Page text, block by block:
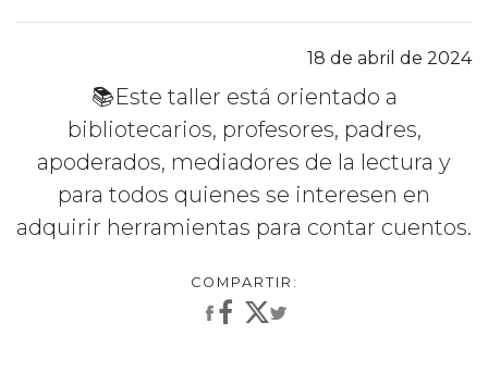
18 de abril de 2024
📚Este taller está orientado a
bibliotecarios, profesores, padres,
apoderados, mediadores de la lectura y
para todos quienes se interesen en
adquirir herramientas para contar cuentos.